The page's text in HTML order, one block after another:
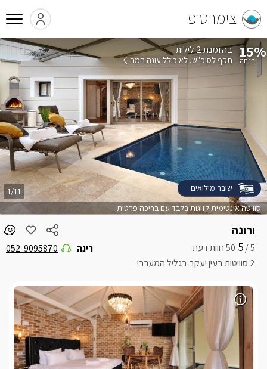
צימרטופ
ורונה
5 /
5
2 סוויטות בעין יעקב בגליל המערבי
רינה 052-9095870
סוויטה אינטימית לזוגות בלבד עם בריכה פרטית
1/11
15% בהזמנת 2 לילות
תקף לסופ"ש לא כולל עונה חמה
שובר מילואים